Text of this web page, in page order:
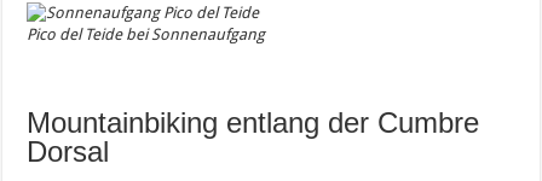
Pico del Teide bei Sonnenaufgang
Mountainbiking entlang der Cumbre
Dorsal